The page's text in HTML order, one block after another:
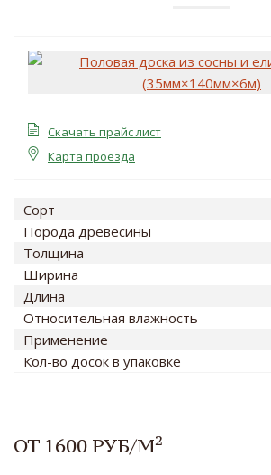
Скачать прайс лист
Карта проезда
Сорт
Порода древесины
Толщина
Ширина
Длина
Относительная влажность
Применение
Кол-во досок в упаковке
ОТ 1600 РУБ/М2